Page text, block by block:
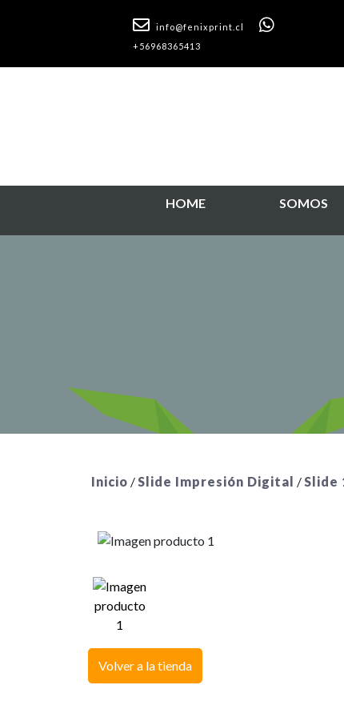
info@fenixprint.cl
+56968365413
HOME SOMOS
Inicio /Slide Impresión Digital /Slide
Volver a la tienda